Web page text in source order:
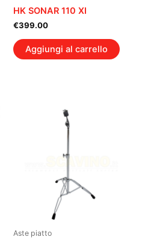
HK SONAR 110 XI
€399.00
Aggiungi al carrello
Aste piatto